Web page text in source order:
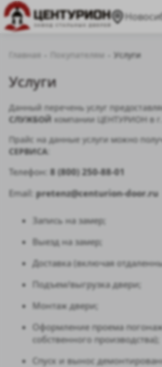
Главная Покупателям Услуги
Услуги
Данный перечень услуг
СЛУЖБОЙ компании ЦЕНТУРИОН в
Прайс на данные услуги можно
СЕРВИСА:
Телефон: 8 (800) 250-88-01
Email:pretenz@centurion-door.ru
Запись на замер;
Выезд на замер;
Доставка (включая
Подъем/выгрузка двери;
Монтаж двери;
Оформление проема
собственного производства);
Спуск и вынос